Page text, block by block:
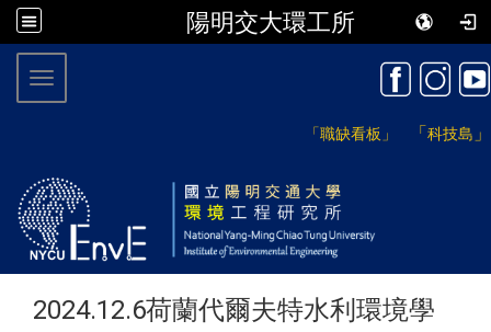
陽明交大環工所
「職缺看板」 「科技島 」
Toggle navigation
2024.12.6荷蘭代爾夫特水利環境學